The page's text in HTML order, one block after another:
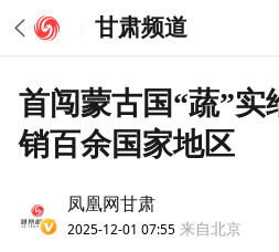
甘肃频道
首闯蒙古国“蔬”
销百余国家地区
凤凰网甘肃
2025-12-01 07:55 来自北京